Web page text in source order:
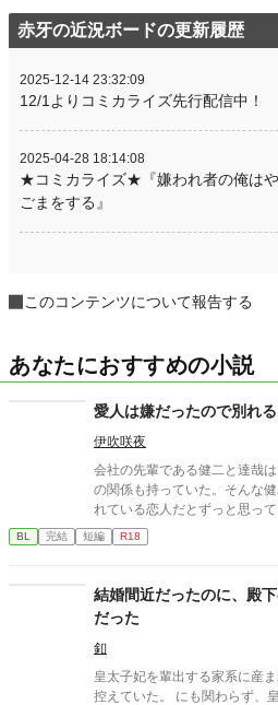
赤牙の近況ボードの更新履歴
2025-12-14 23:32:09
12/1よりコミカライズ先行配信中！
2025-04-28 18:14:08
★コミカライズ★『嫌われ者の俺は
ごまをする』
このコンテンツについて報告する
あなたにおすすめの小説
愛人は嫌だったので別れる
伊吹咲夜
会社の先輩である健二と達哉
の関係も持っていた。そんな
れている恋人だとずっと思っ
だけで、それ以上のことはな
婚したと朝礼で報告が。健二
BL 完結 短編 R18
結婚間近だったのに、殿
だった
釦
皇太子妃を輩出する家系に産
控えていた。 にも関わらず、